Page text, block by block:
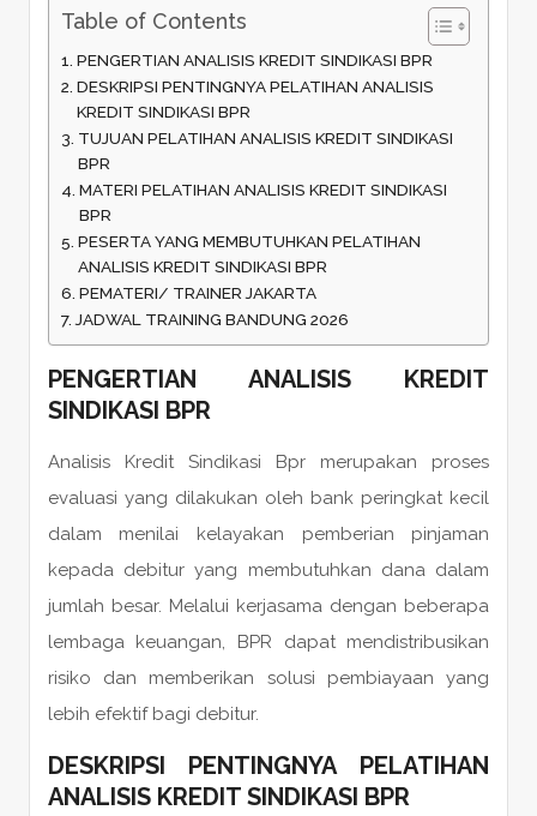
Table of Contents
PENGERTIAN ANALISIS KREDIT SINDIKASI BPR
DESKRIPSI PENTINGNYA PELATIHAN ANALISIS
KREDIT SINDIKASI BPR
TUJUAN PELATIHAN ANALISIS KREDIT SINDIKASI
BPR
MATERI PELATIHAN ANALISIS KREDIT SINDIKASI
BPR
PESERTA YANG MEMBUTUHKAN PELATIHAN
ANALISIS KREDIT SINDIKASI BPR
PEMATERI/ TRAINER JAKARTA
JADWAL TRAINING BANDUNG 2026
PENGERTIAN ANALISIS KREDIT
SINDIKASI BPR
Analisis Kredit Sindikasi Bpr merupakan proses
evaluasi yang dilakukan oleh bank peringkat kecil
dalam menilai kelayakan pemberian pinjaman
kepada debitur yang membutuhkan dana dalam
jumlah besar. Melalui kerjasama dengan beberapa
lembaga keuangan, BPR dapat mendistribusikan
risiko dan memberikan solusi pembiayaan yang
lebih efektif bagi debitur.
DESKRIPSI PENTINGNYA PELATIHAN
ANALISIS KREDIT SINDIKASI BPR